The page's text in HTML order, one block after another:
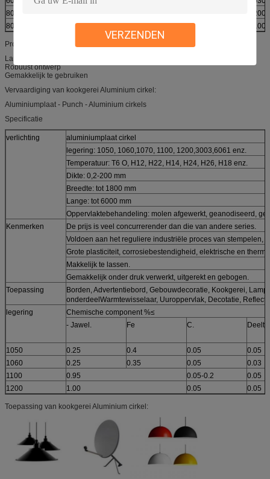
VERZENDEN
8011
0.200
8079
0.200 1.0-1.6 0.100
Productkenmerken van kookgerei Aluminium cirkel:
Langere levensduur
Robuust ontwerp
Gemakkelijk te gebruiken
Vervaardiging van kookgerei Aluminium cirkel:
Aluminiumplaat - Punch - Aluminium cirkels
Specificatie
verlichting
aluminiumplaat cirkel
legering: 1050, 1060,1070, 1100, 1200,3003,6061 enz.
Temperatuur: T6 O, H12, H22, H14, H24, H26, H18 enz.
Dikte: 0,2-200 mm
Breedte: tot 1800 mm
Lange: tot 6000 mm
Oppervlaktebehandeling: molen afgewerkt, geanodiseerd,
Kenmerken
De prijs is veel concurrerender dan die van andere series.
Voldoen aan het reguliere industriële proces van stempelen,
Grote plasticiteit, corrosiebestendigheid, elektrische en
Makkelijk te lassen.
Gemakkelijk onder druk verwerkt, uitgerekt en gebogen.
Toepassing
Borden, Advertentiebord, Gebouwdecoratie, Kookgerei,
onderdeelWarmtewisselaar, Uuroppervlak, Decotatie,
legering
Chemische component %≤
- Jawel.
Fe C.
1050 0.25 0.4 0.05
0.05
1060
0.25 0.35 0.05
0.03
1100
0.95 0.05-0.2
0.05
1200
1.00 0.05 0.05
Toepassing van kookgerei Aluminium cirkel: